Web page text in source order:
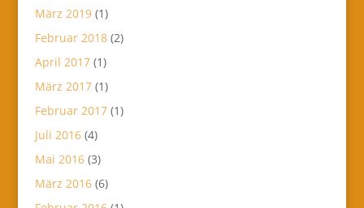
März 2019(1)
Februar 2018(2)
April 2017(1)
März 2017(1)
Februar 2017(1)
Juli 2016(4)
Mai 2016(3)
März 2016(6)